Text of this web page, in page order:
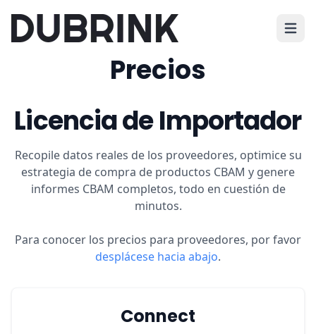
Abrir
Precios
Licencia de Importador
Recopile datos reales de los proveedores, optimice su
estrategia de compra de productos CBAM y genere
informes CBAM completos, todo en cuestión de
minutos.
Para conocer los precios para proveedores, por favor
desplácese hacia abajo.
Connect